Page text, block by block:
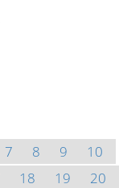
7 8 9
10
18 19
20